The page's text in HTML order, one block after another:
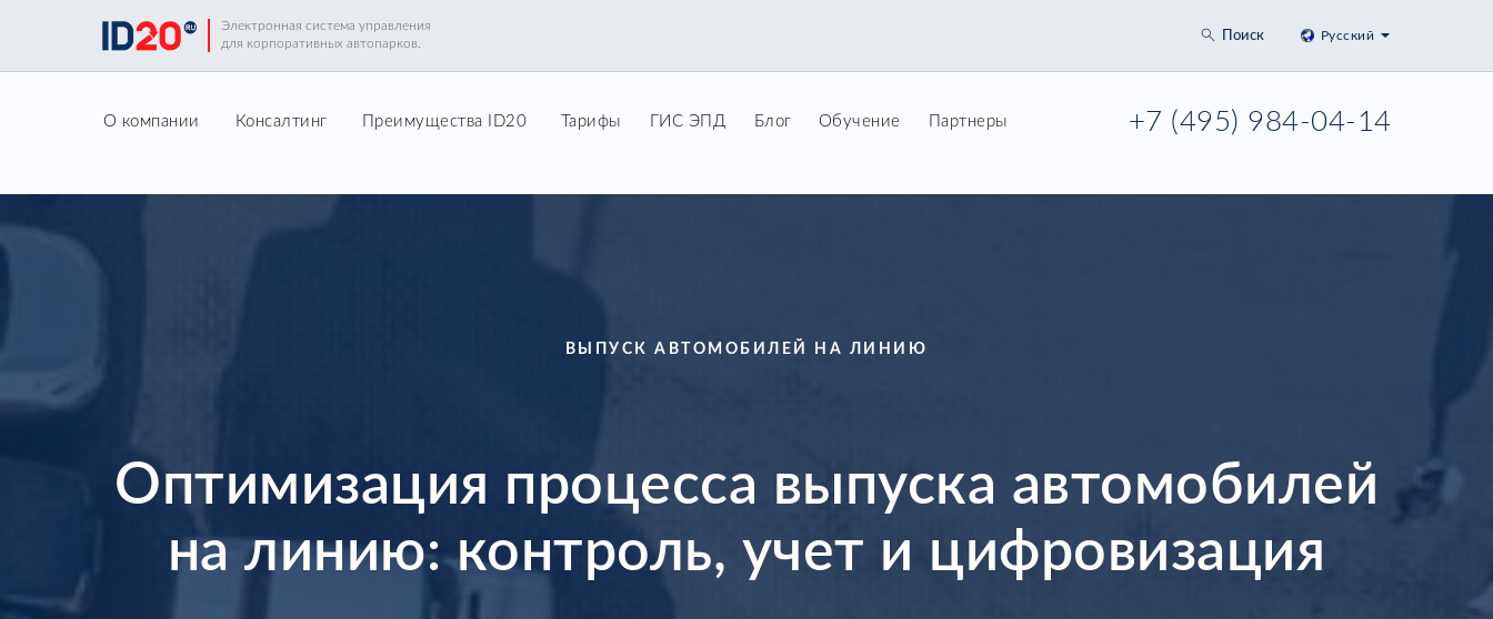
О компании Консалтинг Преимущества ID20 Тарифы ГИС ЭПД Блог Обучение Партнеры
Электронная система управления
для корпоративных автопарков.
+7 (495) 984-04-14
Русский
Поиск
ВЫПУСК АВТОМОБИЛЕЙ НА ЛИНИЮ
Оптимизация процесса выпуска автомобилей
на линию: контроль, учет и цифровизация